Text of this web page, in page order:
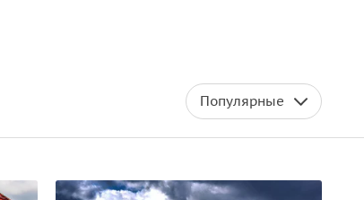
Популярные